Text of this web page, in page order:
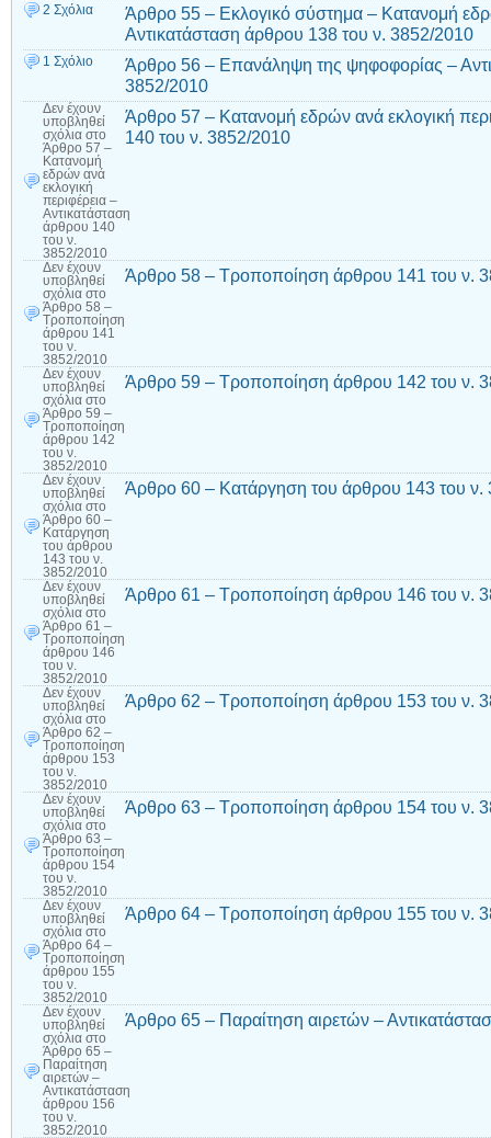
2 Σχόλια
Άρθρο 55 – Εκλογικό σύστημα – Κατανομή
Αντικατάσταση άρθρου 138 του ν. 3852/2010
1 Σχόλιο
Άρθρο 56 – Επανάληψη της ψηφοφορίας –
3852/2010
Δεν έχουν
υποβληθεί
σχόλια στο
Άρθρο 57 –
Κατανομή
εδρών ανά
εκλογική
περιφέρεια –
Αντικατάσταση
άρθρου 140
του ν.
3852/2010
Άρθρο 57 – Κατανομή εδρών ανά εκλογική
140 του ν. 3852/2010
Δεν έχουν
υποβληθεί
σχόλια στο
Άρθρο 58 –
Τροποποίηση
άρθρου 141
του ν.
3852/2010
Άρθρο 58 – Τροποποίηση άρθρου 141 του ν.
Δεν έχουν
υποβληθεί
σχόλια στο
Άρθρο 59 –
Τροποποίηση
άρθρου 142
του ν.
3852/2010
Άρθρο 59 – Τροποποίηση άρθρου 142 του ν.
Δεν έχουν
υποβληθεί
σχόλια στο
Άρθρο 60 –
Κατάργηση
του άρθρου
143 του ν.
3852/2010
Άρθρο 60 – Κατάργηση του άρθρου 143 του ν.
Δεν έχουν
υποβληθεί
σχόλια στο
Άρθρο 61 –
Τροποποίηση
άρθρου 146
του ν.
3852/2010
Άρθρο 61 – Τροποποίηση άρθρου 146 του ν.
Δεν έχουν
υποβληθεί
σχόλια στο
Άρθρο 62 –
Τροποποίηση
άρθρου 153
του ν.
3852/2010
Άρθρο 62 – Τροποποίηση άρθρου 153 του ν.
Δεν έχουν
υποβληθεί
σχόλια στο
Άρθρο 63 –
Τροποποίηση
άρθρου 154
του ν.
3852/2010
Άρθρο 63 – Τροποποίηση άρθρου 154 του ν.
Δεν έχουν
υποβληθεί
σχόλια στο
Άρθρο 64 –
Τροποποίηση
άρθρου 155
του ν.
3852/2010
Άρθρο 64 – Τροποποίηση άρθρου 155 του ν.
Δεν έχουν
υποβληθεί
σχόλια στο
Άρθρο 65 –
Παραίτηση
αιρετών –
Αντικατάσταση
άρθρου 156
του ν.
3852/2010
Άρθρο 65 – Παραίτηση αιρετών –